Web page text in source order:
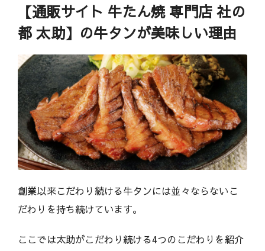
【通販サイト 牛たん焼 専門店 社の
都 太助】の牛タンが美味しい理由
創業以来こだわり続ける牛タンには並々ならないこ
だわりを持ち続けています。
ここでは太助がこだわり続ける4つのこだわりを紹介